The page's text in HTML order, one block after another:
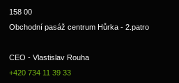
158 00
Obchodní pasáž centrum Hůrka - 2.patro
CEO - Vlastislav Rouha
+420 734 11 39 33